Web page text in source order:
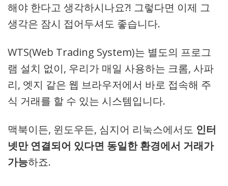
해야 한다고 생각하시나요?! 그렇다면 이제 그
생각은 잠시 접어두셔도 좋습니다.
WTS(Web Trading System)는 별도의 프로그
램 설치 없이, 우리가 매일 사용하는 크롬, 사파
리, 엣지 같은 웹 브라우저에서 바로 접속해 주
식 거래를 할 수 있는 시스템입니다.
맥북이든, 윈도우든, 심지어 리눅스에서도 인터
넷만 연결되어 있다면 동일한 환경에서 거래가
가능하죠.